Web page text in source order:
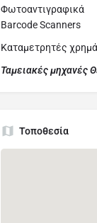
Φωτοαντιγραφικά
Barcode Scanners
Καταμετρητές
Ταμειακές μηχανές
Τοποθεσία